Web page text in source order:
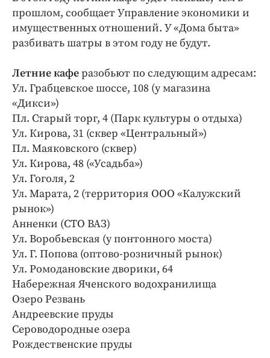
Погода
Праздники
Происшествия
Спорт
Экономика и бизнес
ПРОЕКТЫ
Блоги
Издания
Медиаперсона
Интересное чтиво
Клиника года
Бренд года
Работодатель года
прошлом, сообщает Управление экономики и
имущественных отношений. У «Дома быта»
разбивать шатры в этом году не будут.
Летние каферазобьют по следующим адресам:
Ул. Грабцевское шоссе, 108 (у магазина
«Дикси»)
Пл. Старый торг, 4 (Парк культуры о отдыха)
Ул. Кирова, 31 (сквер «Центральный»)
Пл. Маяковского (сквер)
Ул. Кирова, 48 («Усадьба»)
Ул. Гоголя, 2
Ул. Марата, 2 (территория ООО «Калужский
рынок»)
Анненки (СТО ВАЗ)
Ул. Воробьевская (у понтонного моста)
Ул. Г. Попова (оптово-розничный рынок)
Ул. Ромодановские дворики, 64
Набережная Яченского водохранилища
Озеро Резвань
Андреевские пруды
Сероводородные озера
Рождественские пруды